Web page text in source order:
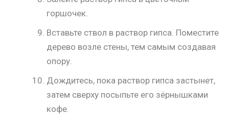
горшочек.
Вставьте ствол в раствор гипса. Поместите
дерево возле стены, тем самым создавая
опору.
Дождитесь, пока раствор гипса застынет,
затем сверху посыпьте его зёрнышками
кофе.